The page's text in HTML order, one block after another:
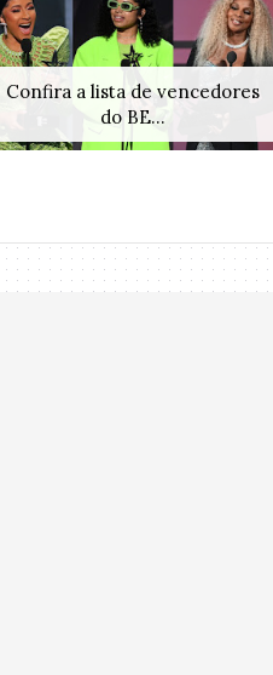
Confira a lista de vencedores
do BE...